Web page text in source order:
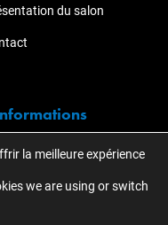
du salon
de KOTI.
la meilleure expérience
we are using or switch